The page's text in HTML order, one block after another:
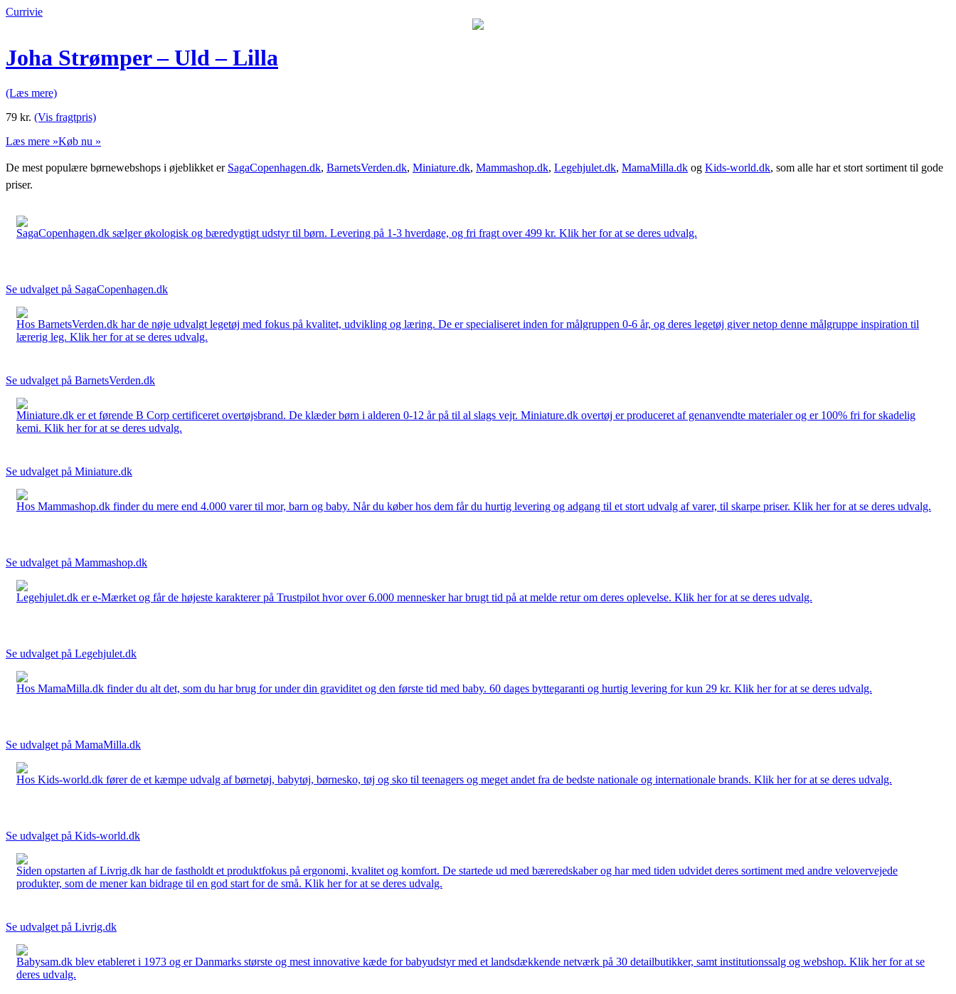
Currivie
Joha Strømper – Uld – Lilla
(Læs mere)
79 kr. (Vis fragtpris)
Læs mere »Køb nu »
De mest populære børnewebshops i øjeblikket er SagaCopenhagen.dk, BarnetsVerden.dk, Miniature.dk, Mammashop.dk, Legehjulet.dk, MamaMilla.dk og Kids-world.dk, som alle har et stort sortiment til gode
priser.
SagaCopenhagen.dk sælger økologisk og bæredygtigt udstyr til børn. Levering på 1-3 hverdage, og fri fragt over 499 kr. Klik her for at se deres udvalg.
Se udvalget på SagaCopenhagen.dk
Hos BarnetsVerden.dk har de nøje udvalgt legetøj med fokus på kvalitet, udvikling og læring. De er specialiseret inden for målgruppen 0-6 år, og deres legetøj giver netop denne målgruppe inspiration til
lærerig leg. Klik her for at se deres udvalg.
Se udvalget på BarnetsVerden.dk
Miniature.dk er et førende B Corp certificeret overtøjsbrand. De klæder børn i alderen 0-12 år på til al slags vejr. Miniature.dk overtøj er produceret af genanvendte materialer og er 100% fri for skadelig
kemi. Klik her for at se deres udvalg.
Se udvalget på Miniature.dk
Hos Mammashop.dk finder du mere end 4.000 varer til mor, barn og baby. Når du køber hos dem får du hurtig levering og adgang til et stort udvalg af varer, til skarpe priser. Klik her for at se deres udvalg.
Se udvalget på Mammashop.dk
Legehjulet.dk er e-Mærket og får de højeste karakterer på Trustpilot hvor over 6.000 mennesker har brugt tid på at melde retur om deres oplevelse. Klik her for at se deres udvalg.
Se udvalget på Legehjulet.dk
Hos MamaMilla.dk finder du alt det, som du har brug for under din graviditet og den første tid med baby. 60 dages byttegaranti og hurtig levering for kun 29 kr. Klik her for at se deres udvalg.
Se udvalget på MamaMilla.dk
Hos Kids-world.dk fører de et kæmpe udvalg af børnetøj, babytøj, børnesko, tøj og sko til teenagers og meget andet fra de bedste nationale og internationale brands. Klik her for at se deres udvalg.
Se udvalget på Kids-world.dk
Siden opstarten af Livrig.dk har de fastholdt et produktfokus på ergonomi, kvalitet og komfort. De startede ud med bæreredskaber og har med tiden udvidet deres sortiment med andre velovervejede
produkter, som de mener kan bidrage til en god start for de små. Klik her for at se deres udvalg.
Se udvalget på Livrig.dk
Babysam.dk blev etableret i 1973 og er Danmarks største og mest innovative kæde for babyudstyr med et landsdækkende netværk på 30 detailbutikker, samt institutionssalg og webshop. Klik her for at se
deres udvalg.